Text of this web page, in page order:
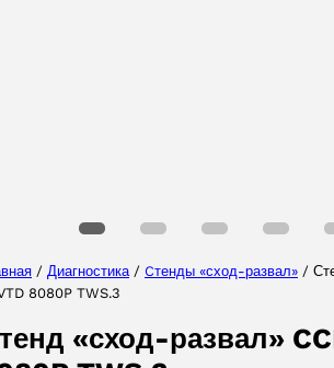
/ Диагностика/ Cтенды «сход-развал» /
8080P TWS.3
«сход-развал»